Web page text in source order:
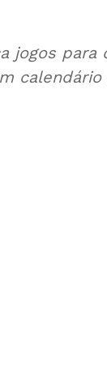
jogos para